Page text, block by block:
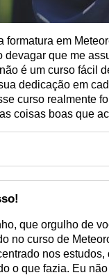
formatura em
devagar que me
é um curso fácil
dedicação em
curso realmente
coisas boas que
que orgulho de
no curso de
nos
o que fazia. Eu